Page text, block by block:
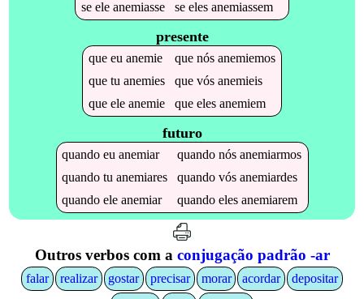
se ele anemiasse se eles anemiassem
presente
que eu anemie que nós anemiemos
que tu anemies que vós anemieis
que ele anemie que eles anemiem
futuro
quandoeuanemiar quandonósanemiarmos
quandotuanemiares quandovósanemiardes
quandoeleanemiar quandoelesanemiarem
Outros verbos com a conjugação padrão -ar
falar realizar gostar precisar morar acordar
depositar